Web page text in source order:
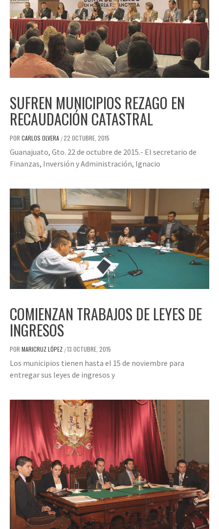
SUFREN MUNICIPIOS REZAGO EN
RECAUDACIÓN CATASTRAL
POR CARLOS OLVERA /22 OCTUBRE, 2015
Guanajuato, Gto. 22 de octubre de 2015.- El secretario de
Finanzas, Inversión y Administración, Ignacio
COMIENZAN TRABAJOS DE LEYES DE
INGRESOS
POR MARICRUZ LÓPEZ /13 OCTUBRE, 2015
Los municipios tienen hasta el 15 de noviembre para
entregar sus leyes de ingresos y